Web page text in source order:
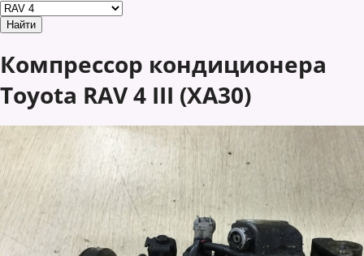
Компрессор кондиционера
Toyota RAV 4 III (XA30)